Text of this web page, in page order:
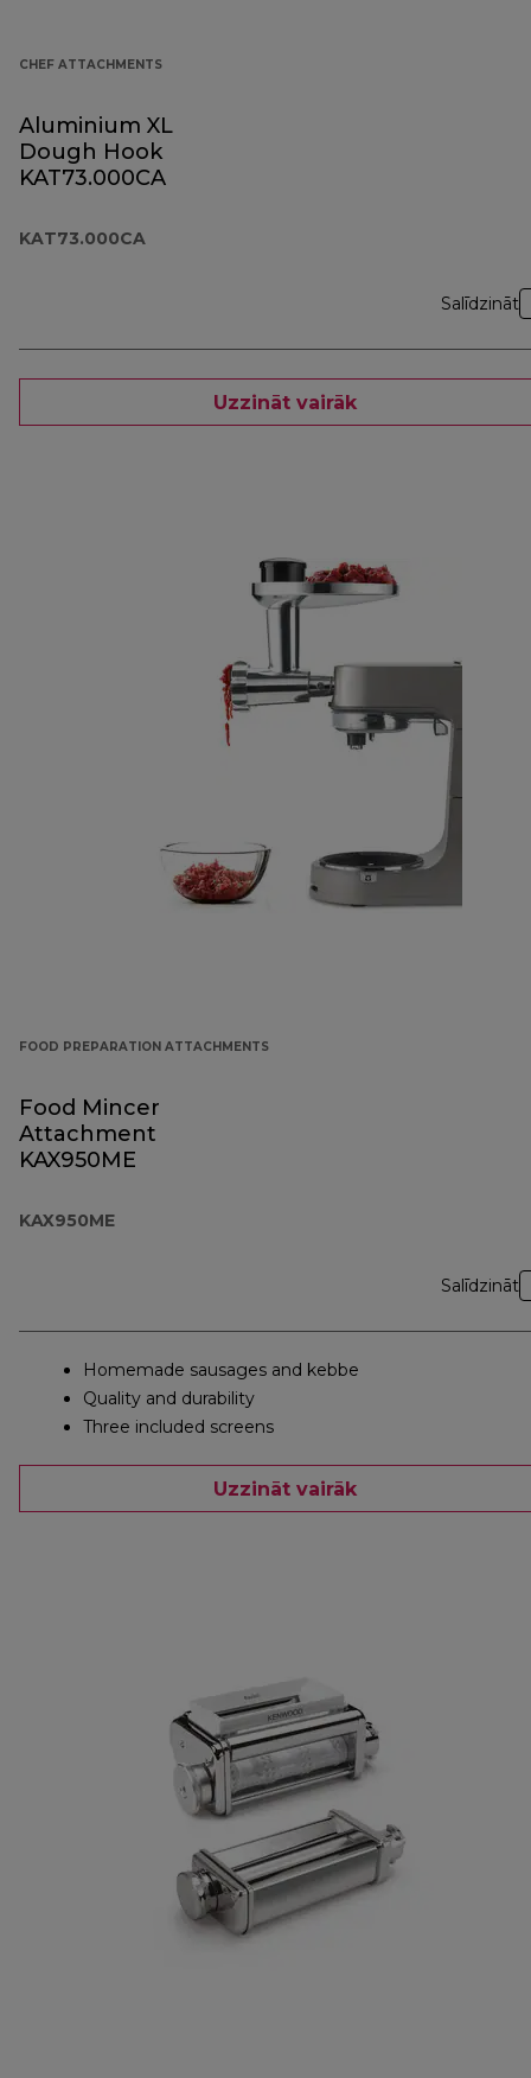
CHEF ATTACHMENTS
Aluminium XL
Dough Hook
KAT73.000CA
KAT73.000CA
Salīdzināt
Uzzināt vairāk
FOOD PREPARATION ATTACHMENTS
Food Mincer
Attachment
KAX950ME
KAX950ME
Salīdzināt
Homemade sausages and kebbe
Quality and durability
Three included screens
Uzzināt vairāk